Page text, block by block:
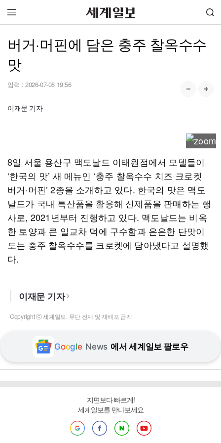
버거·머핀에 담은 충주 찰옥수수
맛
입력 : 2026-07-08 19:56
이재문 기자
8일 서울 용산구 맥도날드 이태원점에서 모델들이
‘한국의 맛’ 새 메뉴인 ‘충주 찰옥수수 치즈 크로켓
버거·머핀’ 2종을 소개하고 있다. 한국의 맛은 맥도
날드가 국내 특산품을 활용해 신제품을 판매하는 행
사로, 2021년부터 진행하고 있다. 맥도날드는 비옥
한 토양과 큰 일교차 덕에 구수함과 은은한 단맛이
도는 충주 찰옥수수를 크로켓에 담아냈다고 설명했
다.
이재문 기자
Copyright ⓒ 세계일보. 무단 전재 및 재배포 금지
Google News 에서 세계일보 팔로우
지면보다 빠르게!
세계일보를 만나보세요